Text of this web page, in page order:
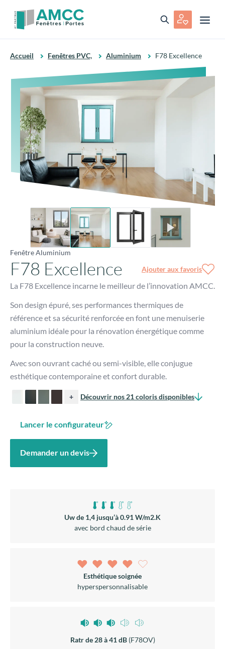
Accueil Fenêtres PVC, Aluminium F78 Excellence
F78 Excellence Ajouter aux favoris
La F78 Excellence incarne le meilleur de l’innovation AMCC.
Son design épuré, ses performances thermiques de
référence et sa sécurité renforcée en font une menuiserie
aluminium idéale pour la rénovation énergétique comme
pour la construction neuve.
Avec son ouvrant caché ou semi-visible, elle conjugue
esthétique contemporaine et confort durable.
+ Découvrir nos 21 coloris disponibles
Demander un devis
Esthétique soignée
hyperspersonnalisable
Ratr de 28 à 41 dB(F78OV)
Haute résistance à l’effraction